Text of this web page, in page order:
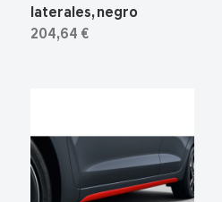
laterales, negro
204,64 €